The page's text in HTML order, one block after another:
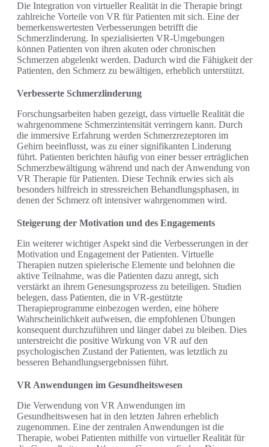
Die Integration von virtueller Realität in die Therapie bringt
zahlreiche Vorteile von VR für Patienten mit sich. Eine der
bemerkenswertesten Verbesserungen betrifft die
Schmerzlinderung. In spezialisierten VR-Umgebungen
können Patienten von ihren akuten oder chronischen
Schmerzen abgelenkt werden. Dadurch wird die Fähigkeit der
Patienten, den Schmerz zu bewältigen, erheblich unterstützt.
Verbesserte Schmerzlinderung
Forschungsarbeiten haben gezeigt, dass virtuelle Realität die
wahrgenommene Schmerzintensität verringern kann. Durch
die immersive Erfahrung werden Schmerzrezeptoren im
Gehirn beeinflusst, was zu einer signifikanten Linderung
führt. Patienten berichten häufig von einer besser erträglichen
Schmerzbewältigung während und nach der Anwendung von
VR Therapie für Patienten. Diese Technik erwies sich als
besonders hilfreich in stressreichen Behandlungsphasen, in
denen der Schmerz oft intensiver wahrgenommen wird.
Steigerung der Motivation und des Engagements
Ein weiterer wichtiger Aspekt sind die Verbesserungen in der
Motivation und Engagement der Patienten. Virtuelle
Therapien nutzen spielerische Elemente und belohnen die
aktive Teilnahme, was die Patienten dazu anregt, sich
verstärkt an ihrem Genesungsprozess zu beteiligen. Studien
belegen, dass Patienten, die in VR-gestützte
Therapieprogramme einbezogen werden, eine höhere
Wahrscheinlichkeit aufweisen, die empfohlenen Übungen
konsequent durchzuführen und länger dabei zu bleiben. Dies
unterstreicht die positive Wirkung von VR auf den
psychologischen Zustand der Patienten, was letztlich zu
besseren Behandlungsergebnissen führt.
VR Anwendungen im Gesundheitswesen
Die Verwendung von VR Anwendungen im
Gesundheitswesen hat in den letzten Jahren erheblich
zugenommen. Eine der zentralen Anwendungen ist die
Therapie, wobei Patienten mithilfe von virtueller Realität für